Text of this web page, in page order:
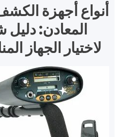
أنواع أجهزة
المعادن:
لاختيار الجهاز